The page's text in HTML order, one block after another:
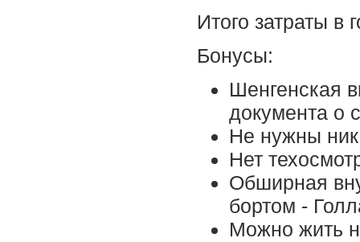
Итого затраты в
Бонусы:
Шенгенская
документа о
Не нужны
Нет
Обширная
бортом -
Можно жить